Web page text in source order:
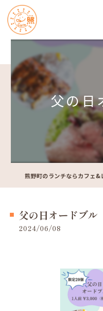
父の日
父の日オードブル
2024/06/08